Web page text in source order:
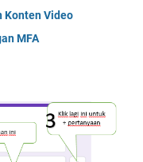
Konten Video
MFA